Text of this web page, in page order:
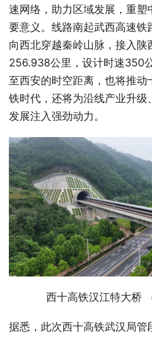
速网络，助力区域发展，重塑
要意义。线路南起武西高速铁
向西北穿越秦岭山脉，接入陕
256.938公里，设计时速350
至西安的时空距离，也将推动
铁时代，还将为沿线产业升级
发展注入强劲动力。
西十高铁汉江特大桥
据悉，此次西十高铁武汉局管